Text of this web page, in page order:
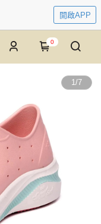
開啟APP
0
1/7